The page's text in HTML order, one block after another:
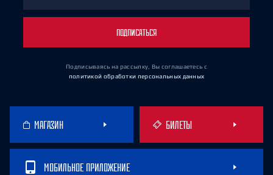
ПОДПИСАТЬСЯ
Подписываясь на рассылку, Вы соглашаетесь с
политикой обработки персональных данных
МАГАЗИН БИЛЕТЫ
МОБИЛЬНОЕ ПРИЛОЖЕНИЕ